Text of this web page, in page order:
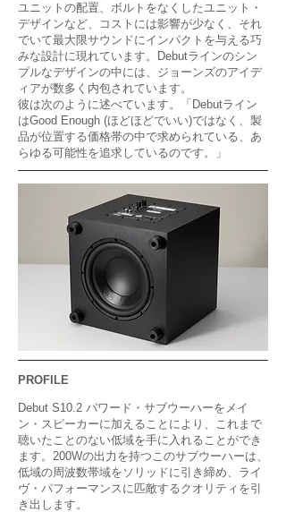
ユニットの配置、ボルトをなくしたユニット・
デザインなど、コストには影響が少なく、それ
でいて最大限サウンドにインパクトを与える巧
みな設計に現れています。Debutラインのシン
プルなデザインの中には、ジョーンズのアイデ
ィアが数多く内包されています。
彼は次のように述べています。「Debutライン
はGood Enough (ほどほどでいい)ではなく、製
品が位置する価格帯の中で求められている、あ
らゆる可能性を追求しているのです。」
PROFILE
Debut S10.2 パワード・サブウーハーをメイ
ン・スピーカーに加えることにより、これまで
聴いたことのない低域を手に入れることができ
ます。 200Wの出力を持つこのサブウーハーは、
低域の周波数帯域をソリッドに引き締め、ライ
ヴ・パフォーマンスに匹敵するクオリティを引
き出します。